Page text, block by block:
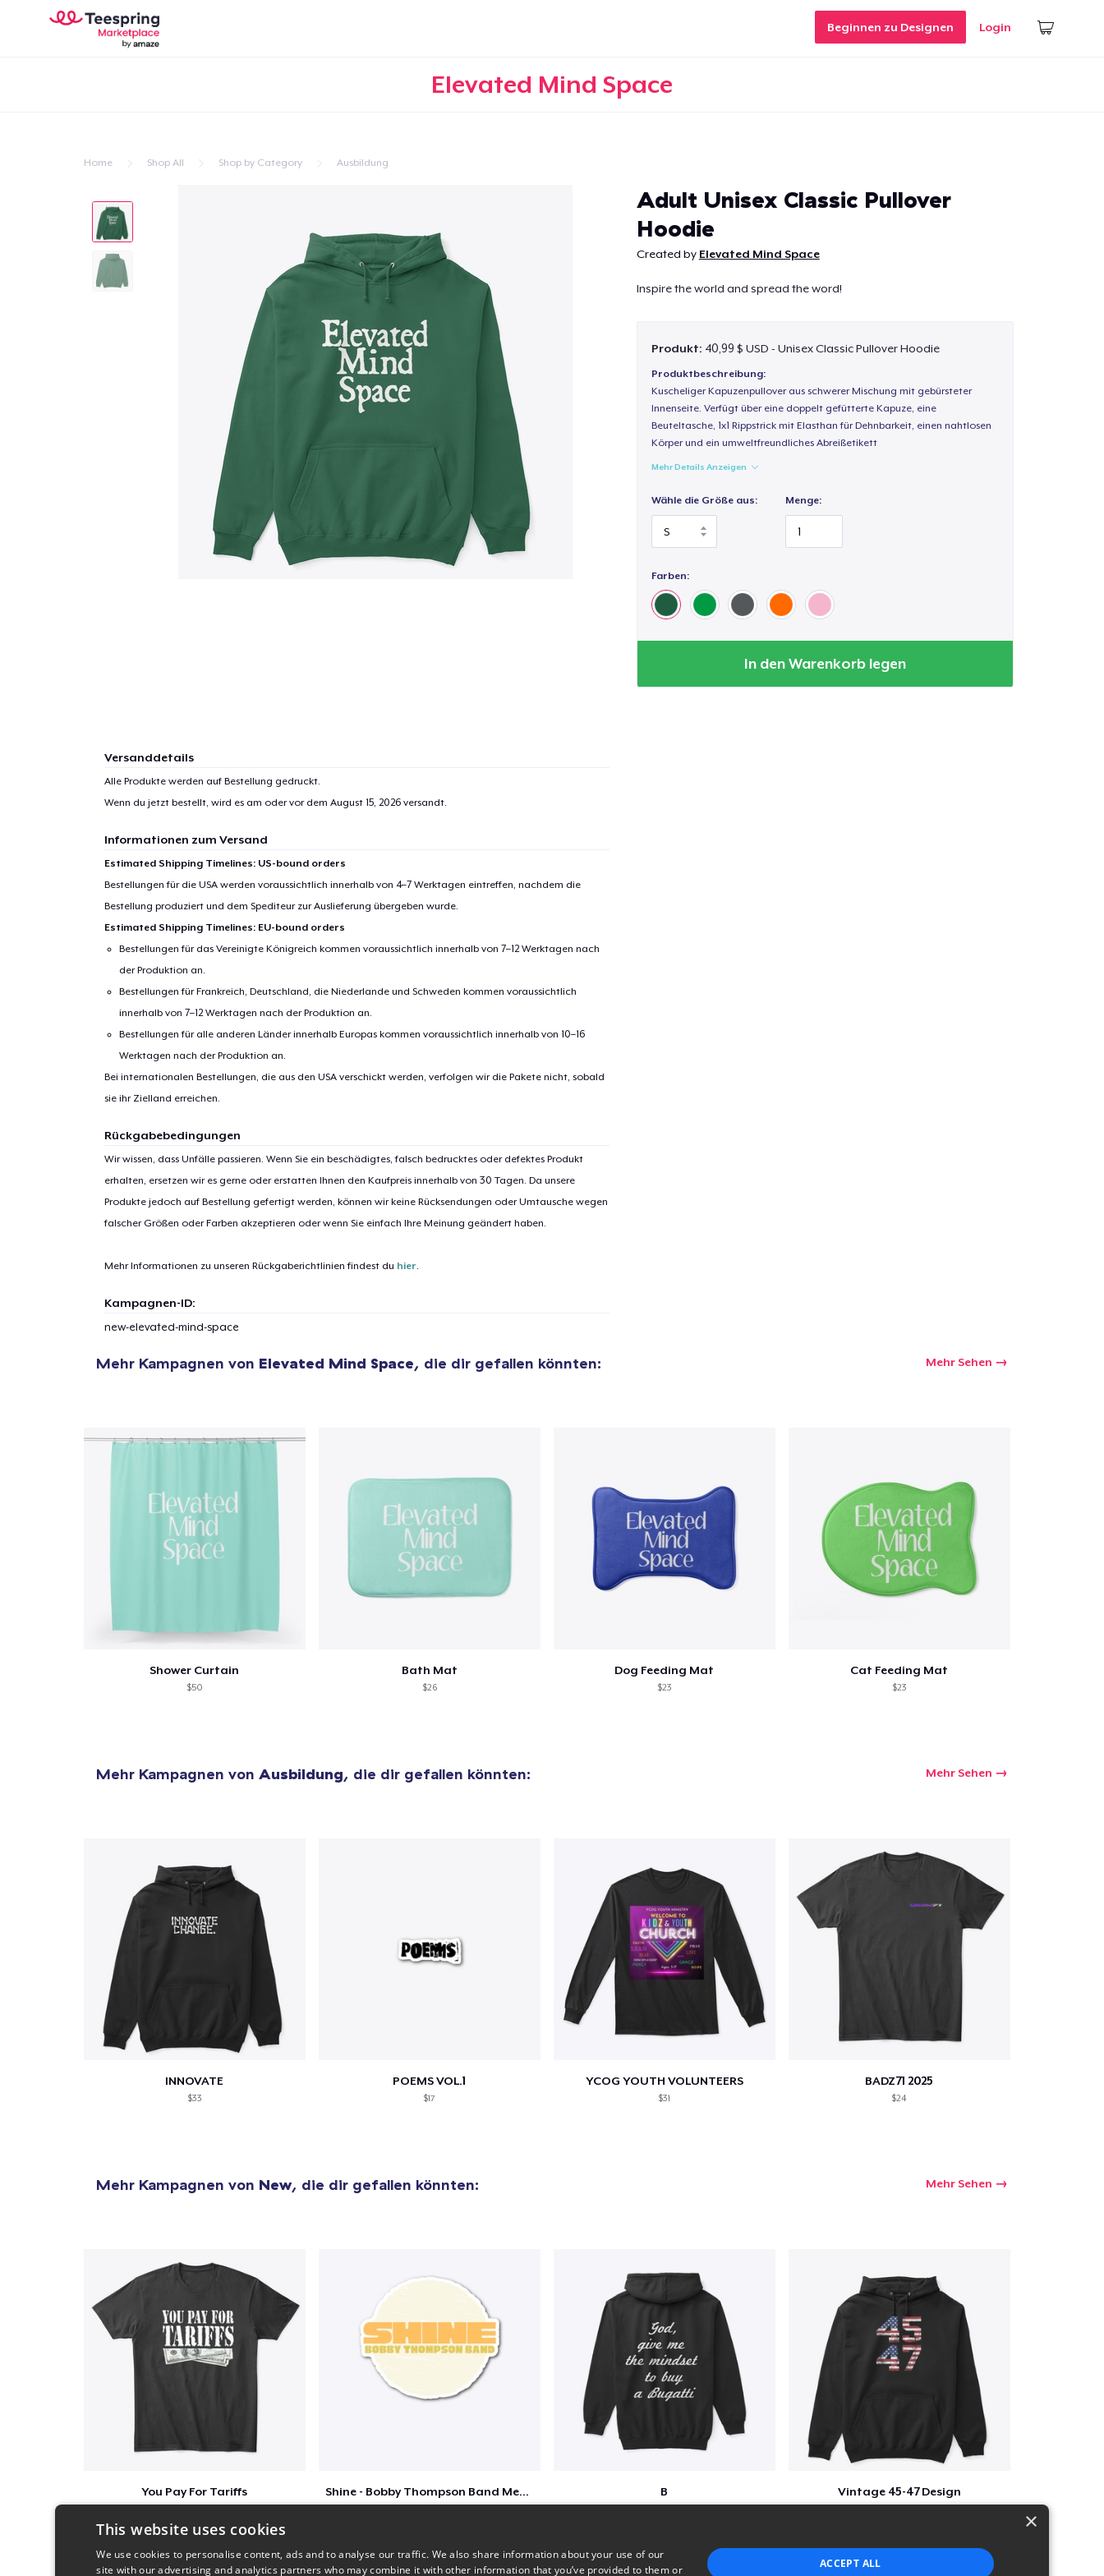
Beginnen zu Designen Login
Elevated Mind Space
Home Shop All Shop by Category Ausbildung
Adult Unisex Classic Pullover
Hoodie
Created by Elevated Mind Space
Inspire the world and spread the word!
Produkt: 40,99 $ USD - Unisex Classic Pullover Hoodie
Produktbeschreibung:
Kuscheliger Kapuzenpullover aus schwerer Mischung mit gebürsteter
Innenseite. Verfügt über eine doppelt gefütterte Kapuze, eine
Beuteltasche, 1x1 Rippstrick mit Elasthan für Dehnbarkeit, einen nahtlosen
Körper und ein umweltfreundliches Abreißetikett
Mehr Details Anzeigen
Wähle die Größe aus: Menge:
Farben:
In den Warenkorb legen
Versanddetails
Alle Produkte werden auf Bestellung gedruckt.
Wenn du jetzt bestellt, wird es am oder vor dem August 15, 2026versandt.
Informationen zum Versand
Estimated Shipping Timelines: US-bound orders
Bestellungen für die USA werden voraussichtlich innerhalb von 4–7 Werktagen eintreffen, nachdem die
Bestellung produziert und dem Spediteur zur Auslieferung übergeben wurde.
Estimated Shipping Timelines: EU-bound orders
Bestellungen für das Vereinigte Königreich kommen voraussichtlich innerhalb von 7–12 Werktagen nach
der Produktion an.
Bestellungen für Frankreich, Deutschland, die Niederlande und Schweden kommen voraussichtlich
innerhalb von 7–12 Werktagen nach der Produktion an.
Bestellungen für alle anderen Länder innerhalb Europas kommen voraussichtlich innerhalb von 10–16
Werktagen nach der Produktion an.
Bei internationalen Bestellungen, die aus den USA verschickt werden, verfolgen wir die Pakete nicht, sobald
sie ihr Zielland erreichen.
Rückgabebedingungen
Wir wissen, dass Unfälle passieren. Wenn Sie ein beschädigtes, falsch bedrucktes oder defektes Produkt
erhalten, ersetzen wir es gerne oder erstatten Ihnen den Kaufpreis innerhalb von 30 Tagen. Da unsere
Produkte jedoch auf Bestellung gefertigt werden, können wir keine Rücksendungen oder Umtausche wegen
falscher Größen oder Farben akzeptieren oder wenn Sie einfach Ihre Meinung geändert haben.
Mehr Informationen zu unseren Rückgaberichtlinien findest du hier.
Kampagnen-ID:
new-elevated-mind-space
Mehr Kampagnen von Elevated Mind Space, die dir gefallen könnten: Mehr Sehen
Shower Curtain
$50
Bath Mat
$26
Dog Feeding Mat
$23
Cat Feeding Mat
$23
Mehr Kampagnen von Ausbildung, die dir gefallen könnten: Mehr Sehen
INNOVATE
$33
POEMS VOL.1
$17
YCOG YOUTH VOLUNTEERS
$31
BADZ71 2025
$24
Mehr Kampagnen von New, die dir gefallen könnten: Mehr Sehen
You Pay For Tariffs Shine - Bobby Thompson Band Merch B Vintage 45-47 Design
Zur Kasse gehen Weiter Einkaufen
×
This website uses cookies
We use cookies to personalise content, ads and to analyse our traffic. We also share information about your use of our
site with our advertising and analytics partners who may combine it with other information that you’ve provided to them or
ACCEPT ALL